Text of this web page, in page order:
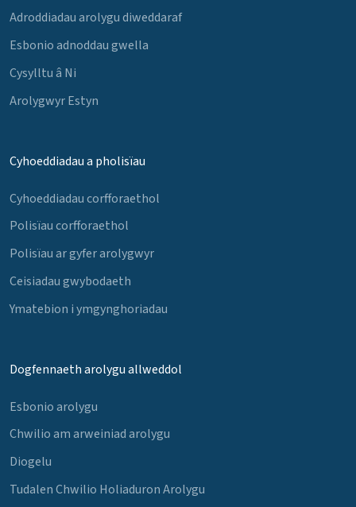
Adroddiadau arolygu diweddaraf
Esbonio adnoddau gwella
Cysylltu â Ni
Arolygwyr Estyn
Cyhoeddiadau a pholisïau
Cyhoeddiadau corfforaethol
Polisïau corfforaethol
Polisïau ar gyfer arolygwyr
Ceisiadau gwybodaeth
Ymatebion i ymgynghoriadau
Dogfennaeth arolygu allweddol
Esbonio arolygu
Chwilio am arweiniad arolygu
Diogelu
Tudalen Chwilio Holiaduron Arolygu